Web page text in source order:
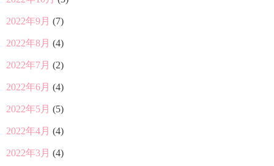
2022年9月 (7)
2022年8月 (4)
2022年7月 (2)
2022年6月 (4)
2022年5月 (5)
2022年4月 (4)
2022年3月 (4)